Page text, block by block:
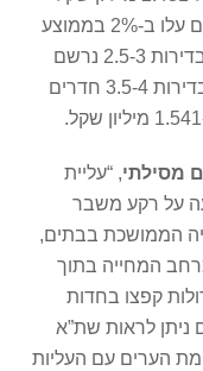
בממוצע. מחירי דירות 1-2 ו-4.5-5 חדרים עלו ב-2% בממוצע
ל-1.073 ו-1.943 מיליון שקל בהתאמה. בדירות 2.5-3 נרשם
קיפאון במחירים על 1.202 מיליון שקל ובדירות 3.5-4 חדרים
מסילתי, “עליית
על רקע משבר
הממושכת בבתים,
המחייה בתוך
קפצו בחדות
ניתן לראות שת”א
הערים עם העליות